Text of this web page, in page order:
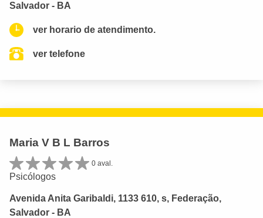
Salvador - BA
ver horario de atendimento.
ver telefone
Maria V B L Barros
0 aval.
Psicólogos
Avenida Anita Garibaldi, 1133 610, s, Federação,
Salvador - BA